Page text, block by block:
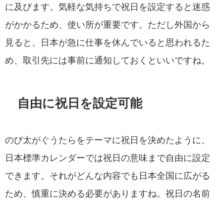
に及びます。気軽な気持ちで祝日を設定すると迷惑
がかかるため、使い所が重要です。ただし外国から
見ると、日本が急に仕事を休んでいると思われるた
め、取引先には事前に通知しておくといいですね。
自由に祝日を設定可能
のび太がぐうたらをテーマに祝日を決めたように、
日本標準カレンダーでは祝日の意味まで自由に設定
できます。それがどんな内容でも日本全国に広がる
ため、慎重に決める必要がありますね。祝日の名前